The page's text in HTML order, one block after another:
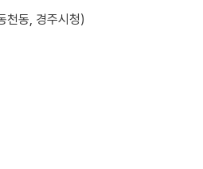
동, 경주시청)